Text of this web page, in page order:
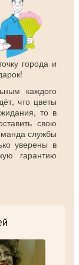
города и
каждого
что цветы
то в
свою
службы
уверены в
гарантию